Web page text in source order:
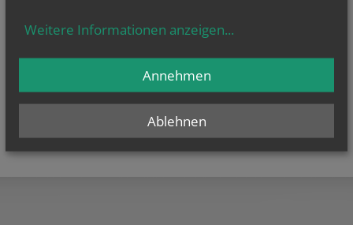
Weitere Informationen anzeigen...
Ablehnen
Annehmen